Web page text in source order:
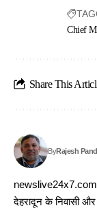
Chief
Share This
ByRajesh
newslive24x7.com
देहरादून के निवासी